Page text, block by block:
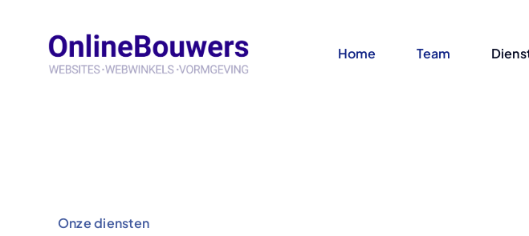
content
Home Team
Onze diensten